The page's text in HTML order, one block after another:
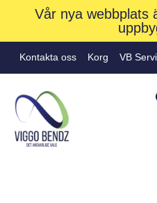
Vår nya webbplats
Kontakta oss Korg VB